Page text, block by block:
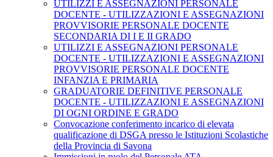
UTILIZZI E ASSEGNAZIONI PERSONALE
DOCENTE - UTILIZZAZIONI E ASSEGNAZIONI
PROVVISORIE PERSONALE DOCENTE
SECONDARIA DI I E II GRADO
UTILIZZI E ASSEGNAZIONI PERSONALE
DOCENTE - UTILIZZAZIONI E ASSEGNAZIONI
PROVVISORIE PERSONALE DOCENTE
INFANZIA E PRIMARIA
GRADUATORIE DEFINITIVE PERSONALE
DOCENTE - UTILIZZAZIONI E ASSEGNAZIONI
DI OGNI ORDINE E GRADO
Convocazione conferimento incarico di elevata
qualificazione di DSGA presso le Istituzioni Scolastiche
della Provincia di Savona